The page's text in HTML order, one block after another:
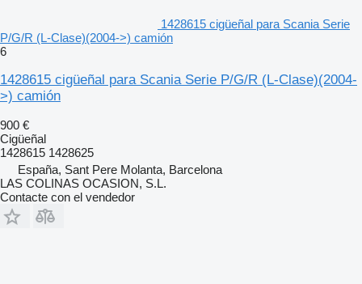
1428615 cigüeñal para Scania Serie
P/G/R (L-Clase)(2004->) camión
6
1428615 cigüeñal para Scania Serie P/G/R (L-Clase)(2004-
>) camión
900 €
Cigüeñal
1428615 1428625
España, Sant Pere Molanta, Barcelona
LAS COLINAS OCASION, S.L.
Contacte con el vendedor